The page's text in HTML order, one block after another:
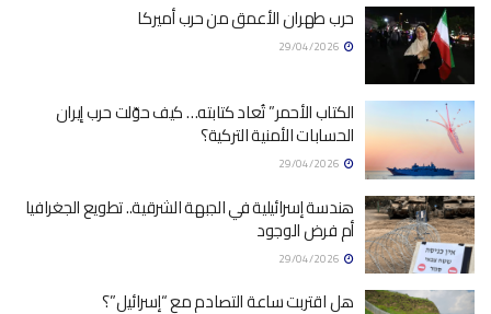
حرب طهران الأعمق من حرب أميرکا
الكتاب الأحمر” تُعاد كتابته… كيف حوّلت حرب إيران
الحسابات الأمنية التركية؟
هندسة إسرائيلية في الجبهة الشرقية.. تطويع الجغرافيا
أم فرض الوجود
هل اقتربت ساعة التصادم مع “إسرائيل”؟